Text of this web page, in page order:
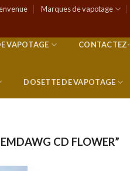
Marques de vapotage
VAPOTAGE
DOSETTE DE VAPOTAGE
CD FLOWER”